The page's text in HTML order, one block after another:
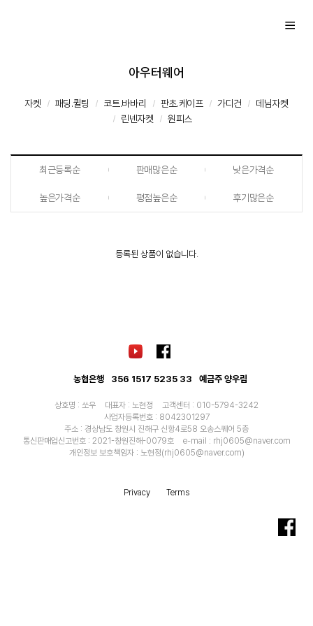
아우터웨어
자켓 패딩.퀼팅 코트.바바리 판초.케이프 가디건
데님자켓
린넨자켓
원피스
최근등록순 판매많은순 낮은가격순
높은가격순 평점높은순 후기많은순
등록된 상품이 없습니다.
농협은행 356 1517 5235 33 예금주 양우림
상호명 : 쏘우 대표자 : 노현정
고객센터 : 010-5794-3242
사업자등록번호 : 8042301297
주소 : 경상남도 창원시 진해구 신항4로58 오송스퀘어 5층
통신판매업신고번호 : 2021-창원진해-0079호
e-mail : rhj0605@naver.com
개인정보 보호책임자 : 노현정(rhj0605@naver.com)
Privacy Terms